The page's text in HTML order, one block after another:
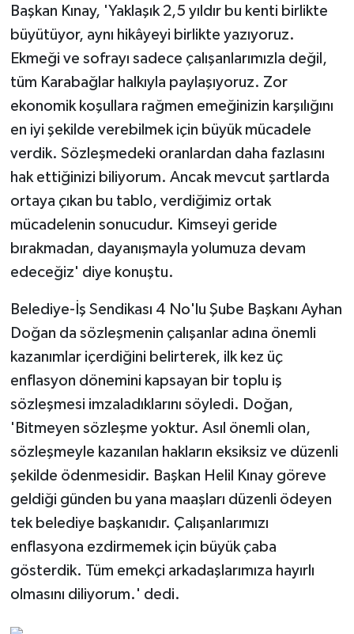
Başkan Kınay, 'Yaklaşık 2,5 yıldır bu kenti birlikte
büyütüyor, aynı hikâyeyi birlikte yazıyoruz.
Ekmeği ve sofrayı sadece çalışanlarımızla değil,
tüm Karabağlar halkıyla paylaşıyoruz. Zor
ekonomik koşullara rağmen emeğinizin karşılığını
en iyi şekilde verebilmek için büyük mücadele
verdik. Sözleşmedeki oranlardan daha fazlasını
hak ettiğinizi biliyorum. Ancak mevcut şartlarda
ortaya çıkan bu tablo, verdiğimiz ortak
mücadelenin sonucudur. Kimseyi geride
bırakmadan, dayanışmayla yolumuza devam
edeceğiz' diye konuştu.
Belediye-İş Sendikası 4 No'lu Şube Başkanı Ayhan
Doğan da sözleşmenin çalışanlar adına önemli
kazanımlar içerdiğini belirterek, ilk kez üç
enflasyon dönemini kapsayan bir toplu iş
sözleşmesi imzaladıklarını söyledi. Doğan,
'Bitmeyen sözleşme yoktur. Asıl önemli olan,
sözleşmeyle kazanılan hakların eksiksiz ve düzenli
şekilde ödenmesidir. Başkan Helil Kınay göreve
geldiği günden bu yana maaşları düzenli ödeyen
tek belediye başkanıdır. Çalışanlarımızı
enflasyona ezdirmemek için büyük çaba
gösterdik. Tüm emekçi arkadaşlarımıza hayırlı
olmasını diliyorum.' dedi.